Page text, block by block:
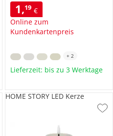
1,19 €
Online zum
Kundenkartenpreis
+ 2
Lieferzeit: bis zu 3 Werktage
HOME STORY LED Kerze